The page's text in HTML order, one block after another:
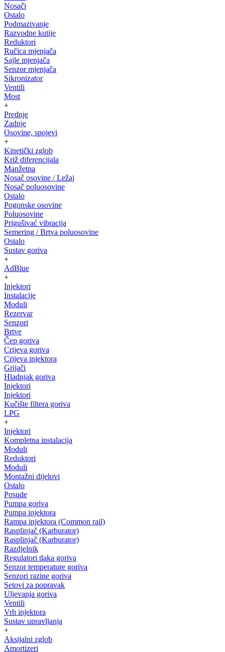
Nosači
Ostalo
Podmazivanje
Razvodne kutije
Reduktori
Ručica mjenjača
Sajle mjenjača
Senzor mjenjača
Sikronizator
Ventili
Most
+
Prednje
Zadnje
Osovine, spojevi
+
Kinetički zglob
Križ diferencijala
Manžetna
Nosač osovine / Ležaj
Nosač poluosovine
Ostalo
Pogonske osovine
Poluosovine
Prigušivać vibracija
Semering / Brtva poluosovine
Ostalo
Sustav goriva
+
AdBlue
+
Injektori
Instalacije
Moduli
Rezervar
Senzori
Brtve
Čep goriva
Crijeva goriva
Crijeva injektora
Grijači
Hladnjak goriva
Injektori
Injektori
Kučište filtera goriva
LPG
+
Injektori
Kompletna instalacija
Moduli
Reduktori
Moduli
Montažni dijelovi
Ostalo
Posude
Pumpa goriva
Pumpa injektora
Rampa injektora (Common rail)
Rasplinjač (Karburator)
Rasplinjač (Karburator)
Razdjelnik
Regulatori tlaka goriva
Senzor temperature goriva
Senzori razine goriva
Setovi za popravak
Uljevanja goriva
Ventili
Vrh injektora
Sustav upravljanja
+
Aksijalni zglob
Amortizeri